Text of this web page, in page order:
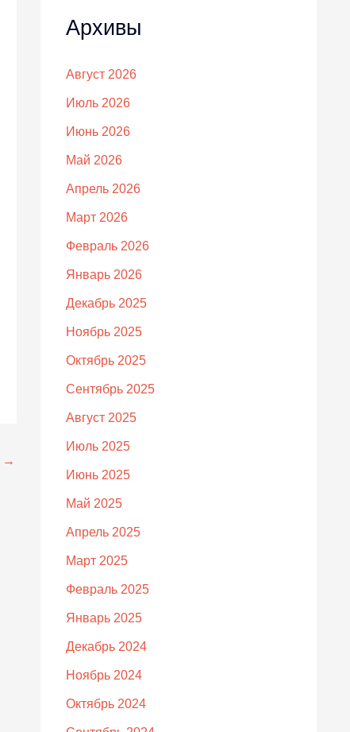
→
Архивы
Август 2026
Июль 2026
Июнь 2026
Май 2026
Апрель 2026
Март 2026
Февраль 2026
Январь 2026
Декабрь 2025
Ноябрь 2025
Октябрь 2025
Сентябрь 2025
Август 2025
Июль 2025
Июнь 2025
Май 2025
Апрель 2025
Март 2025
Февраль 2025
Январь 2025
Декабрь 2024
Ноябрь 2024
Октябрь 2024